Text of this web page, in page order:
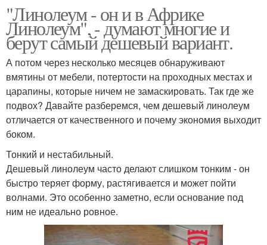
"Линолеум - он и в Африке
Линолеум", - думают многие и
берут самый дешевый вариант.
А потом через несколько месяцев обнаруживают
вмятины от мебели, потертости на проходных местах и
царапины, которые ничем не замаскировать. Так где же
подвох? Давайте разберемся, чем дешевый линолеум
отличается от качественного и почему экономия выходит
боком.
Тонкий и нестабильный.
Дешевый линолеум часто делают слишком тонким - он
быстро теряет форму, растягивается и может пойти
волнами. Это особенно заметно, если основание под
ним не идеально ровное.